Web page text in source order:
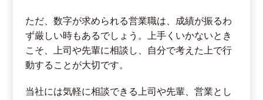
ただ、数字が求められる営業職は、成績が振るわ
ず厳しい時もあるでしょう。上手くいかないとき
こそ、上司や先輩に相談し、自分で考えた上で行
動することが大切です。
当社には気軽に相談できる上司や先輩、営業とし